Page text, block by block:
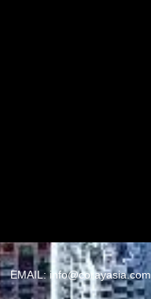
EMAIL:info@corayasia.com